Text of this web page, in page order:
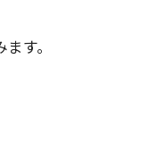
す。